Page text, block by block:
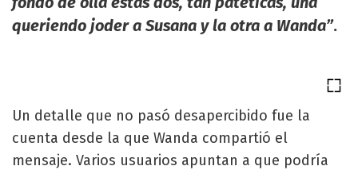
queriendo joder a Susana y la otra a Wanda”.
Un detalle que no pasó desapercibido fue la
cuenta desde la que Wanda compartió el
mensaje. Varios usuarios apuntan a que podría